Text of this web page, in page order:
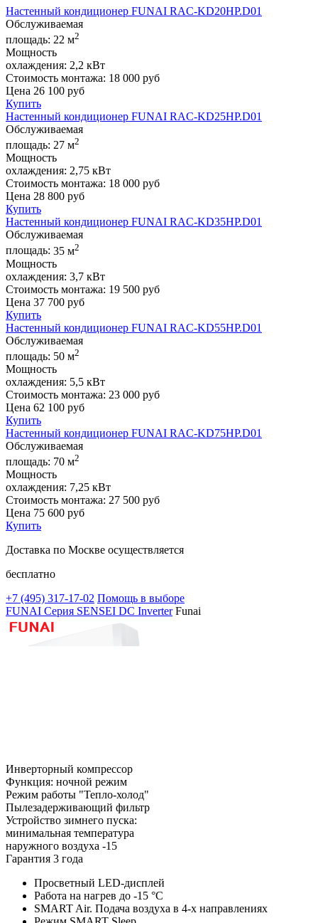
Настенный кондиционер FUNAI RAC-KD20HP.D01
Обслуживаемая
площадь: 22 м2
Мощность
охлаждения: 2,2 кВт
Стоимость монтажа: 18 000 руб
Цена 26 100 руб
Купить
Настенный кондиционер FUNAI RAC-KD25HP.D01
Обслуживаемая
площадь: 27 м2
Мощность
охлаждения: 2,75 кВт
Стоимость монтажа: 18 000 руб
Цена 28 800 руб
Купить
Настенный кондиционер FUNAI RAC-KD35HP.D01
Обслуживаемая
площадь: 35 м2
Мощность
охлаждения: 3,7 кВт
Стоимость монтажа: 19 500 руб
Цена 37 700 руб
Купить
Настенный кондиционер FUNAI RAC-KD55HP.D01
Обслуживаемая
площадь: 50 м2
Мощность
охлаждения: 5,5 кВт
Стоимость монтажа: 23 000 руб
Цена 62 100 руб
Купить
Настенный кондиционер FUNAI RAC-KD75HP.D01
Обслуживаемая
площадь: 70 м2
Мощность
охлаждения: 7,25 кВт
Стоимость монтажа: 27 500 руб
Цена 75 600 руб
Купить
Доставка по Москве осуществляется
бесплатно
+7 (495) 317-17-02 Помощь в выборе
FUNAI Серия SENSEI DC Inverter Funai
Инверторный компрессор
Функция: ночной режим
Режим работы "Тепло-холод"
Пылезадерживающий фильтр
Устройство зимнего пуска:
минимальная температура
наружного воздуха -15
Гарантия 3 года
Просветный LED-дисплей
Работа на нагрев до -15 °С
SMART Air. Подача воздуха в 4-х направлениях